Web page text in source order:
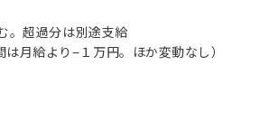
。超過分は別途支給
月給より−１万円。ほか変動なし）